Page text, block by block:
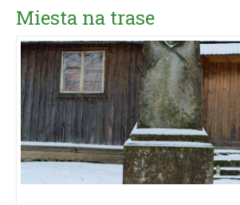
Miesta na trase